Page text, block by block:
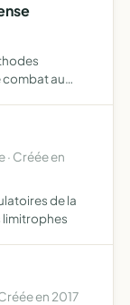
combat au
· Créée en
de la
limitrophes
en 2017